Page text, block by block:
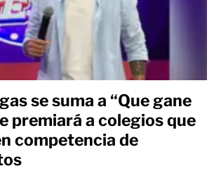
se suma a “Que gane
premiará a colegios que
competencia de